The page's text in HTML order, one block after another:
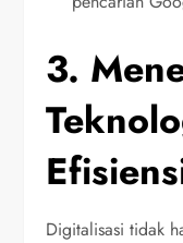
3.
Digitalisasi tidak